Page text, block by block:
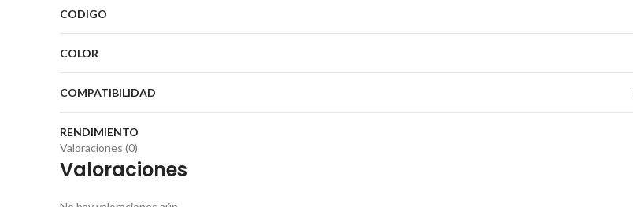
CODIGO
COLOR
COMPATIBILIDAD
RENDIMIENTO
Valoraciones (0)
Valoraciones